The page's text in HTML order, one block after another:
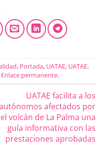
, Portada, UATAE, UATAE.
Enlace permanente.
UATAE facilita a los
afectados por
el volcán de La Palma una
guía informativa con las
prestaciones aprobadas